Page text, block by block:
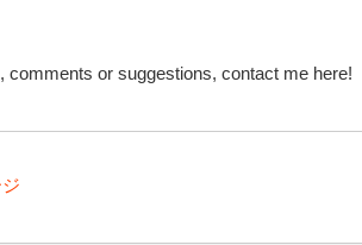
or suggestions, contact me here!